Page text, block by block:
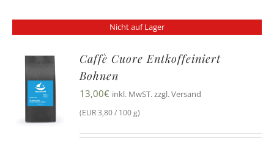
Nicht auf Lager
Caffè Cuore Entkoffeiniert
Bohnen
13,00€ inkl. MwST. zzgl. Versand
(EUR 3,80 / 100 g)